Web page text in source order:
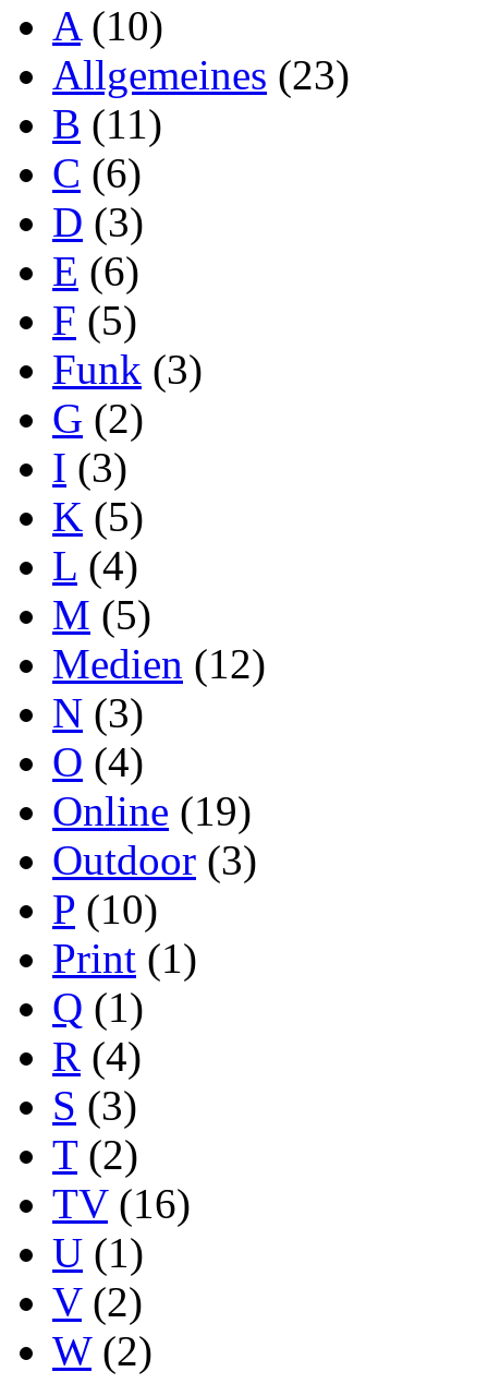
A (10)
Allgemeines (23)
B (11)
C (6)
D (3)
E (6)
F (5)
Funk (3)
G (2)
I (3)
K (5)
L (4)
M (5)
Medien (12)
N (3)
O (4)
Online (19)
Outdoor (3)
P (10)
Print (1)
Q (1)
R (4)
S (3)
T(2)
TV(16)
U (1)
V(2)
W(2)